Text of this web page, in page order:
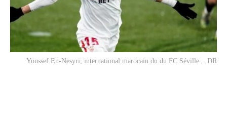
Youssef En-Nesyri, international marocain du du FC Séville. . DR